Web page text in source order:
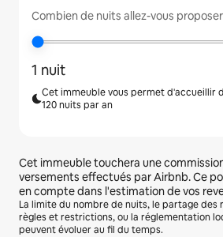
Combien de nuits allez-vous
1 nuit
Cet immeuble vous permet d'accueillir
120 nuits par an
Cet immeuble touchera une
versements effectués par Airbnb. Ce
en compte dans l'estimation de vos
La limite du nombre de nuits, le partage des
règles et restrictions, ou la réglementation
peuvent évoluer au fil du temps.